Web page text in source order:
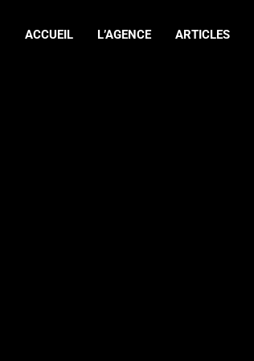
ACCUEIL L’AGENCE ARTICLES